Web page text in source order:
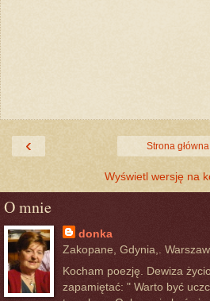
‹ Strona główna
Wyświetl wersję na
O mnie
donka
Zakopane, Gdynia,.
Kocham poezję. Dewiza
zapamiętać: " Warto być